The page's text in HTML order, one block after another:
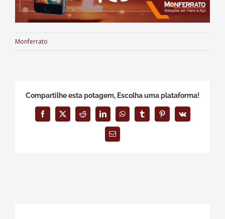
Monferrato
Compartilhe esta potagem, Escolha uma plataforma!
Facebook
X Reddit LinkedInWhatsAppTumblrPinterest
Vk
E-
mail